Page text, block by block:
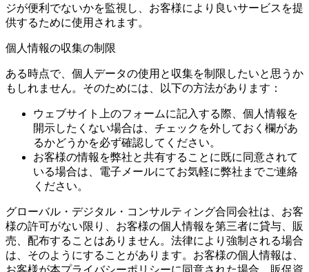
ジが便利でないかを監視し、お客様により良いサービスを提
供するために使用されます。
個人情報の収集の制限
ある時点で、個人データの使用と収集を制限したいと思うか
もしれません。そのためには、以下の方法があります：
ウェブサイト上のフォームに記入する際、個人情報を
開示したくない場合は、チェックを外しておく欄があ
るかどうかを必ず確認してください。
お客様の情報を弊社と共有することに既に同意されて
いる場合は、電子メールにてお気軽に弊社までご連絡
ください。
グローバル・デジタル・コンサルティング合同会社は、お客
様の許可がない限り、お客様の個人情報を第三者に貸与、販
売、配布することはありません。法律により強制される場合
は、そのようにすることがあります。お客様の個人情報は、
お客様が本プライバシーポリシーに同意された場合、販促資